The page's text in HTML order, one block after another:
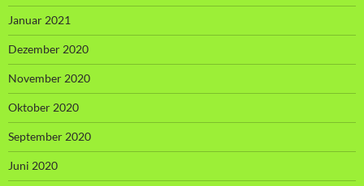
Januar 2021
Dezember 2020
November 2020
Oktober 2020
September 2020
Juni 2020